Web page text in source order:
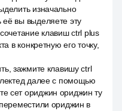
изначально
вы выделяете эту
клавиш ctrl plus
в конкретную его точку,
зажмите клавишу ctrl
далее с помощью
сет ориджин ориджин ту
ориджин в